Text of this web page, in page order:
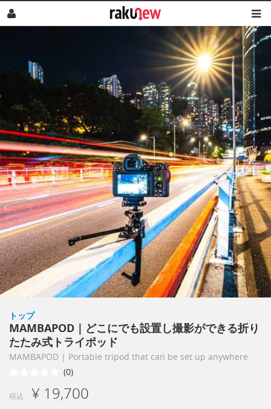
トップ
MAMBAPOD｜どこにでも設置し撮影ができる折り
たたみ式トライポッド
MAMBAPOD | Portable tripod that can be set up anywhere
(0)
税込 ¥ 19,700